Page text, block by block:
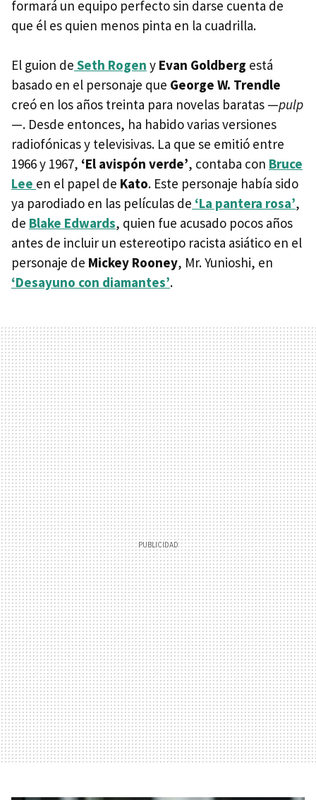
formará un equipo perfecto sin darse cuenta de
que él es quien menos pinta en la cuadrilla.
El guion de Seth Rogen y Evan Goldberg está
basado en el personaje que George W. Trendle
creó en los años treinta para novelas baratas —pulp
—. Desde entonces, ha habido varias versiones
radiofónicas y televisivas. La que se emitió entre
1966 y 1967, ‘El avispón verde’, contaba con Bruce
Lee en el papel de Kato. Este personaje había sido
ya parodiado en las películas de ‘La pantera rosa’,
de Blake Edwards, quien fue acusado pocos años
antes de incluir un estereotipo racista asiático en el
personaje de Mickey Rooney, Mr. Yunioshi, en
‘Desayuno con diamantes’.